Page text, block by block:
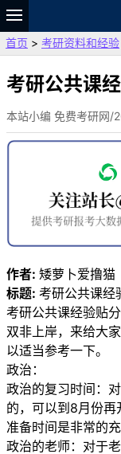
题库
故事
VIP
资料
首页 > 考研资料和经验
考研公共课
本站小编 免费考研网/
作者: 矮萝卜爱撸
标题: 考研公共课经
考研公共课经验贴
双非上岸，来给大
以适当参考一下。
政治：
政治的复习时间：
的，可以到8月份
准备时间是非常的充
政治的老师：对于